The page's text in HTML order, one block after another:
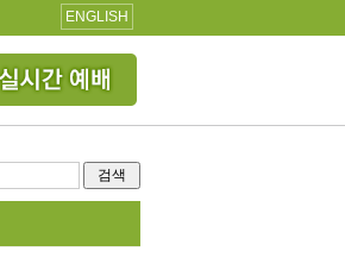
ENGLISH
검색